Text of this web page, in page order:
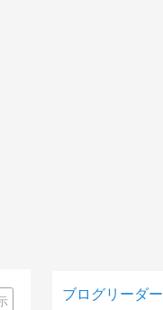
ブログリーダー